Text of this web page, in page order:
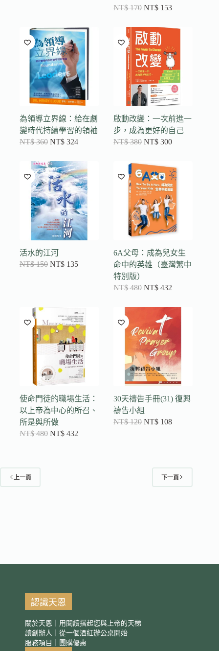
NT$170 NT$ 153
為領導立界線：給在劇
變時代持續學習的領袖
NT$360 NT$ 324
啟動改變：一次前進一
步，成為更好的自己
NT$380 NT$ 300
活水的江河
NT$150 NT$ 135
6A父母：成為兒女生
命中的英雄（臺灣繁中
特別版）
NT$480 NT$ 432
使命門徒的職場生活：
以上帝為中心的所召、
所是與所做
NT$480 NT$ 432
30天禱告手冊(31) 復興
禱告小組
NT$120 NT$ 108
上一頁 下一頁
認識天恩
關於天恩｜用閱讀搭起您與上帝的天梯
讀創辦人｜從一個酒紅辦公桌開始
服務項目｜團購優惠